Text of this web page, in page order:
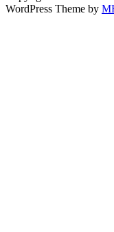
WordPress Theme by